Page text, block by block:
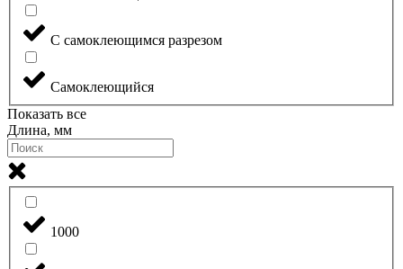
С самоклеющимся разрезом
Самоклеющийся
Показать все
Длина, мм
1000